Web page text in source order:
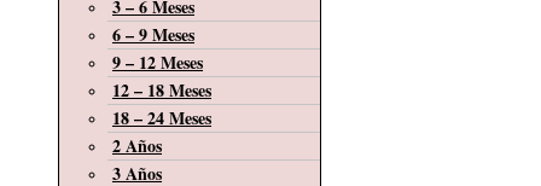
3 – 6 Meses
6 – 9 Meses
9 – 12 Meses
12 – 18 Meses
18 – 24 Meses
2 Años
3 Años